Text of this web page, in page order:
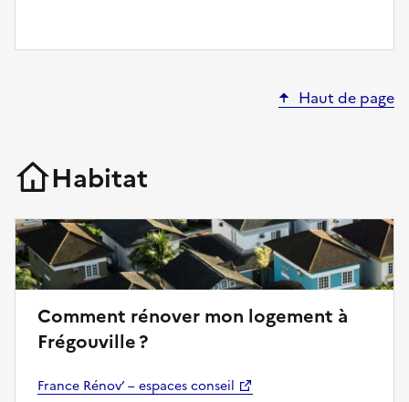
Haut de page
Habitat
Comment rénover mon logement à
Frégouville ?
France Rénov’ – espaces conseil